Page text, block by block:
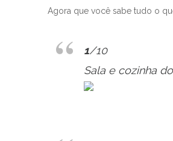
Agora que você sabe tudo o
1/10
Sala e cozinha